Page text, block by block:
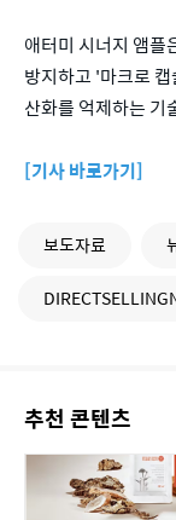
애터미 시너지 앰플
방지하고 '마크로
산화를 억제하는 기
[기사 바로가기]
보도자료
추천 콘텐츠